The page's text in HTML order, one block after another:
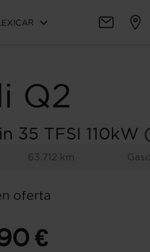
Q2
35 TFSI 110kW
63.712 km
oferta
€